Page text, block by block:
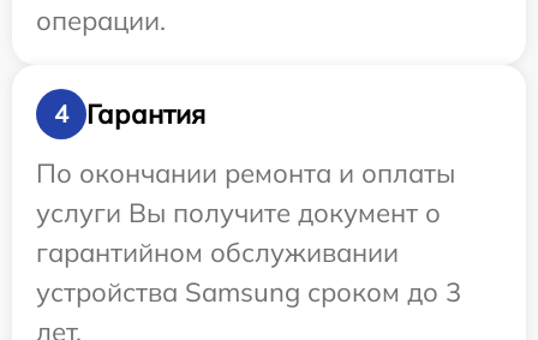
операции.
4
Гарантия
По окончании ремонта и оплаты
услуги Вы получите документ о
гарантийном обслуживании
устройства Samsung сроком до 3
лет.